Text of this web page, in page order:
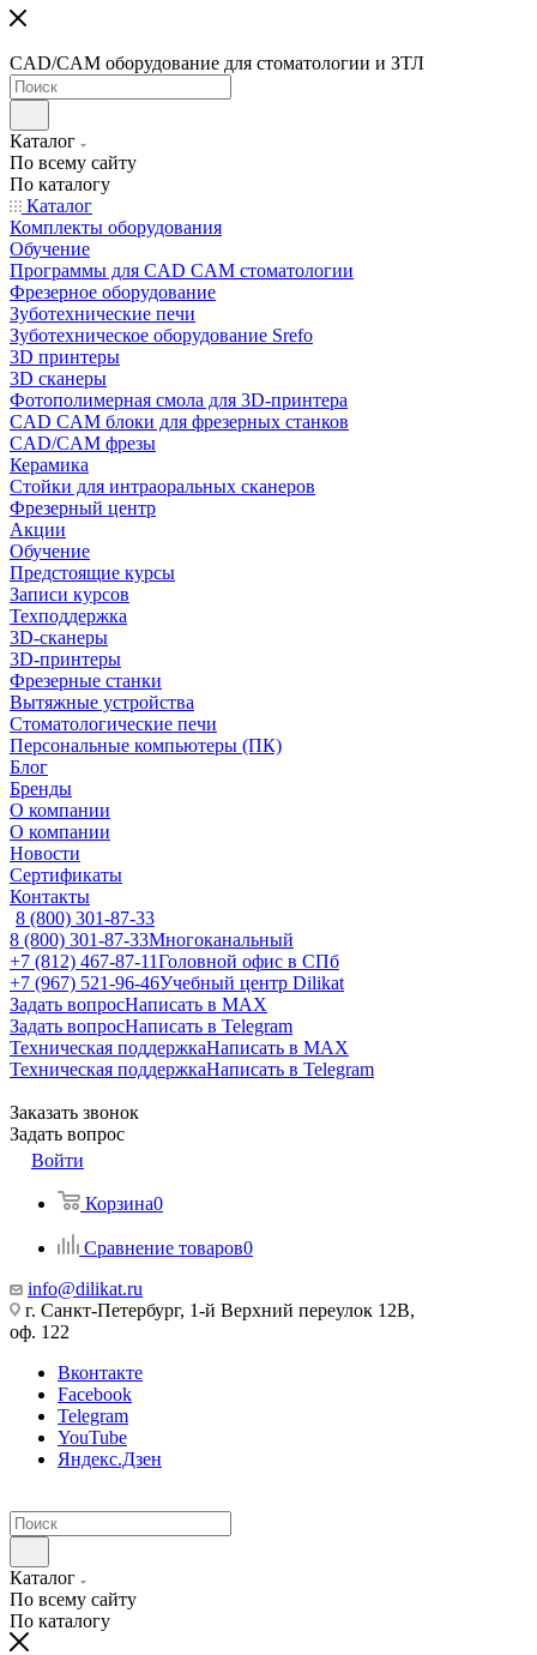
CAD/CAM оборудование для стоматологии и ЗТЛ
Каталог
По всему сайту
По каталогу
Каталог
Комплекты оборудования
Обучение
Программы для CAD CAM стоматологии
Фрезерное оборудование
Зуботехнические печи
Зуботехническое оборудование Srefo
3D принтеры
3D сканеры
Фотополимерная смола для 3D-принтера
CAD CAM блоки для фрезерных станков
CAD/CAM фрезы
Керамика
Стойки для интраоральных сканеров
Фрезерный центр
Акции
Обучение
Предстоящие курсы
Записи курсов
Техподдержка
3D-сканеры
3D-принтеры
Фрезерные станки
Вытяжные устройства
Стоматологические печи
Персональные компьютеры (ПК)
Блог
Бренды
О компании
О компании
Новости
Сертификаты
Контакты
8 (800) 301-87-33
8 (800) 301-87-33Многоканальный
+7 (812) 467-87-11Головной офис в СПб
+7 (967) 521-96-46Учебный центр Dilikat
Задать вопросНаписать в MAX
Задать вопросНаписать в Telegram
Техническая поддержкаНаписать в MAX
Техническая поддержкаНаписать в Telegram
Заказать звонок
Задать вопрос
Войти
Корзина0
Сравнение товаров0
info@dilikat.ru
г. Санкт-Петербург, 1-й Верхний переулок 12В,
оф. 122
Вконтакте
Facebook
Telegram
YouTube
Яндекс.Дзен
Каталог
По всему сайту
По каталогу